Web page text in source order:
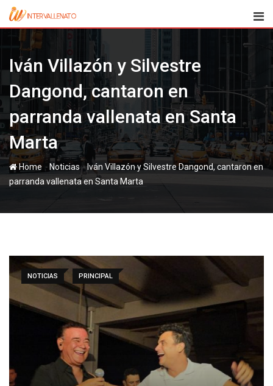
Skip
content
Iván Villazón y Silvestre
Dangond, cantaron en
parranda vallenata en Santa
Marta
Home - Noticias-Iván Villazón y Silvestre Dangond, cantaron en
parranda vallenata en Santa Marta
NOTICIAS PRINCIPAL